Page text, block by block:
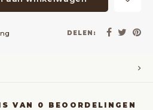
DELEN:
VAN 0 BEOORDELINGEN